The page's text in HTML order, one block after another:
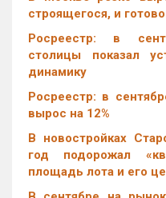
строящегося, и
Росреестр: в
столицы показал
динамику
Росреестр: в
вырос на 12%
В новостройках
год подорожал
площадь лота и его